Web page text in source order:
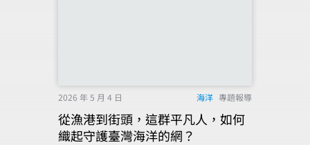
2026 年 5 月 4 日 海洋 專題報導
從漁港到街頭，這群平凡人，如何
織起守護臺灣海洋的網？